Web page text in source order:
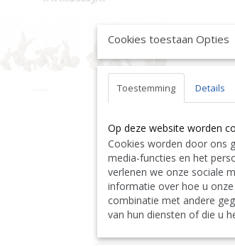
Cookies toestaan Opties
Toestemming Details
Op deze website worden
Cookies worden door ons
media-functies en het
verlenen we onze sociale
informatie over hoe u
combinatie met andere
van hun diensten of die u